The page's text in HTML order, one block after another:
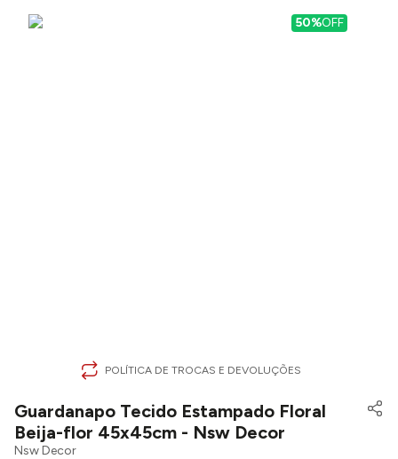
50%OFF
POLÍTICA DE TROCAS E DEVOLUÇÕES
Guardanapo Tecido Estampado Floral
Beija-flor 45x45cm - Nsw Decor
Nsw Decor